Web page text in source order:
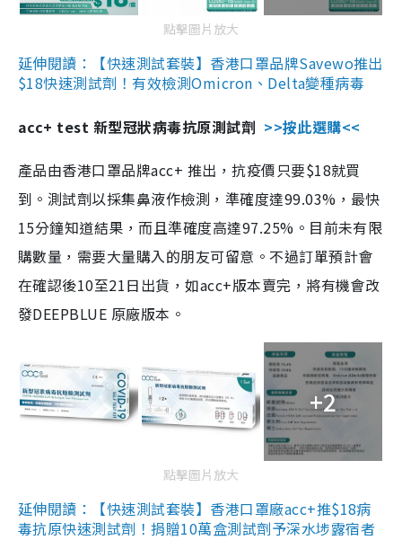
點擊圖片放大
延伸閱讀：【快速測試套裝】香港口罩品牌Savewo推出
$18快速測試劑！有效檢測Omicron、Delta變種病毒
acc+ test 新型冠狀病毒抗原測試劑 >>按此選購<<
產品由香港口罩品牌acc+ 推出，抗疫價只要$18就買
到。測試劑以採集鼻液作檢測，準確度達99.03%，最快
15分鐘知道結果，而且準確度高達97.25%。目前未有限
購數量，需要大量購入的朋友可留意。不過訂單預計會
在確認後10至21日出貨，如acc+版本賣完，將有機會改
發DEEPBLUE 原廠版本。
+2
點擊圖片放大
延伸閱讀：【快速測試套裝】香港口罩廠acc+推$18病
毒抗原快速測試劑！捐贈10萬盒測試劑予深水埗露宿者